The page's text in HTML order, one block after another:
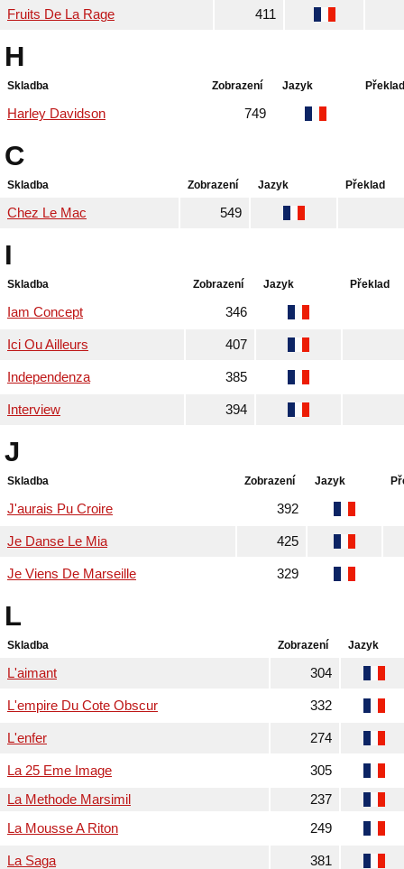
Fruits De La Rage 411
H
Skladba Zobrazení Jazyk Překlad
Harley Davidson 749
C
Skladba Zobrazení Jazyk Překlad
Chez Le Mac 549
I
Skladba Zobrazení Jazyk Překlad
Iam Concept 346
Ici Ou Ailleurs 407
Independenza 385
Interview 394
J
Skladba Zobrazení Jazyk
J'aurais Pu Croire 392
Je Danse Le Mia 425
Je Viens De Marseille 329
L
Skladba Zobrazení Jazyk
L'aimant 304
L'empire Du Cote Obscur 332
L'enfer 274
La 25 Eme Image
305
La Methode Marsimil
237
La Mousse A Riton
249
La Saga 381